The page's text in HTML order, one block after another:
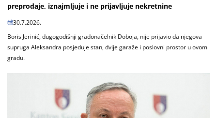
preprodaje, iznajmljuje i ne prijavljuje nekretnine
30.7.2026.
Boris Jerinić, dugogodišnji gradonačelnik Doboja, nije prijavio da njegova
supruga Aleksandra posjeduje stan, dvije garaže i poslovni prostor u ovom
gradu.